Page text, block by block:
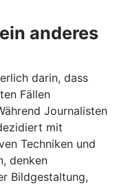
anderes
darin, dass
Fällen
Journalisten
mit
Techniken und
denken
Bildgestaltung,